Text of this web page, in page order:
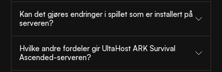
Kan det gjøres endringer i spillet som er installert på
serveren?
Hvilke andre fordeler gir UltaHost ARK Survival
Ascended-serveren?